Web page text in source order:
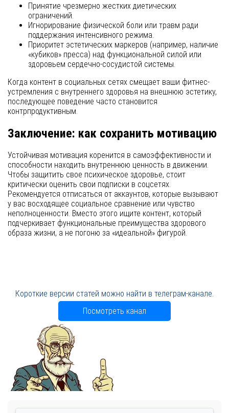
Принятие чрезмерно жестких диетических
ограничений.
Игнорирование физической боли или травм ради
поддержания интенсивного режима.
Приоритет эстетических маркеров (например, наличие
«кубиков» пресса) над функциональной силой или
здоровьем сердечно-сосудистой системы.
Когда контент в социальных сетях смещает ваши фитнес-
устремления с внутреннего здоровья на внешнюю эстетику,
последующее поведение часто становится
контрпродуктивным.
Заключение: как сохранить мотивацию
Устойчивая мотивация коренится в самоэффективности и
способности находить внутреннюю ценность в движении.
Чтобы защитить свое психическое здоровье, стоит
критически оценить свои подписки в соцсетях.
Рекомендуется отписаться от аккаунтов, которые вызывают
у вас восходящее социальное сравнение или чувство
неполноценности. Вместо этого ищите контент, который
подчеркивает функциональные преимущества здорового
образа жизни, а не погоню за «идеальной» фигурой.
Короткие версии статей можно найти в телеграм-канале.
Посмотреть канал